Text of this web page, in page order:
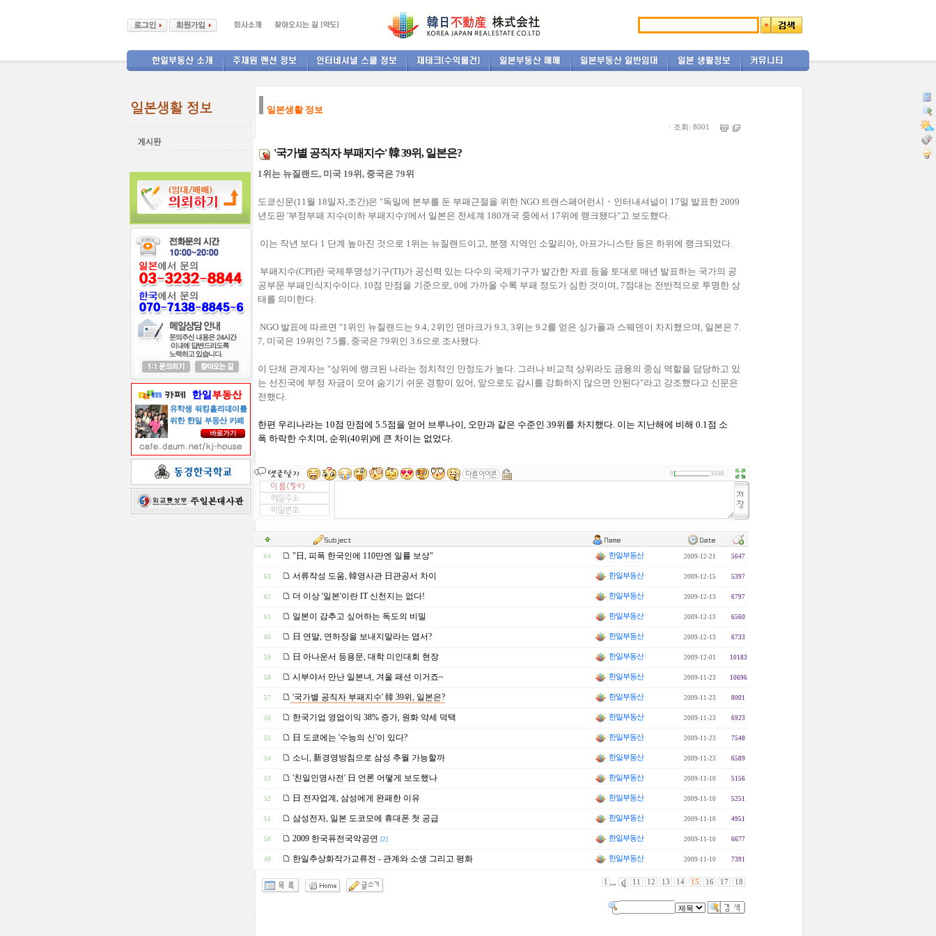
일본생활 정보
ㆍ조회: 8001
'국가별 공직자 부패지수' 韓 39위, 일본은?
1위는 뉴질랜드, 미국 19위, 중국은 79위
도쿄신문(11월 18일자,조간)은 "독일에 본부를 둔 부패근절을 위한 NGO 트랜스페어런시・인터내셔널이 17일 발표한 2009
년도판 '부정부패 지수(이하 부패지수)'에서 일본은 전세계 180개국 중에서 17위에 랭크됐다"고 보도했다.
이는 작년 보다 1 단계 높아진 것으로 1위는 뉴질랜드이고, 분쟁 지역인 소말리아, 아프가니스탄 등은 하위에 랭크되었다.
부패지수(CPI)란 국제투명성기구(TI)가 공신력 있는 다수의 국제기구가 발간한 자료 등을 토대로 매년 발표하는 국가의 공
공부문 부패인식지수이다. 10점 만점을 기준으로, 0에 가까울 수록 부패 정도가 심한 것이며, 7점대는 전반적으로 투명한 상
태를 의미한다.
NGO 발표에 따르면 "1위인 뉴질랜드는 9.4, 2위인 덴마크가 9.3, 3위는 9.2를 얻은 싱가폴과 스웨덴이 차지했으며, 일본은 7.
7, 미국은 19위인 7.5를, 중국은 79위인 3.6으로 조사됐다.
이 단체 관계자는 "상위에 랭크된 나라는 정치적인 안정도가 높다. 그러나 비교적 상위라도 금융의 중심 역할을 담당하고 있
는 선진국에 부정 자금이 모여 숨기기 쉬운 경향이 있어, 앞으로도 감시를 강화하지 않으면 안된다"라고 강조했다고 신문은
전했다.
한편 우리나라는 10점 만점에 5.5점을 얻어 브루나이, 오만과 같은 수준인 39위를 차지했다. 이는 지난해에 비해 0.1점 소
폭 하락한 수치며, 순위(40위)에 큰 차이는 없었다.
0 3500
64 "日, 피폭 한국인에 110만엔 일률 보상" 한일부동산 2009-12-21 5647
63 서류작성 도움, 韓영사관 日관공서 차이 한일부동산 2009-12-15 5397
62 더 이상 '일본'이란 IT 신천지는 없다! 한일부동산 2009-12-13 6797
61 일본이 감추고 싶어하는 독도의 비밀 한일부동산 2009-12-13 6560
60 日 연말, 연하장을 보내지말라는 엽서? 한일부동산 2009-12-13 6733
59 日 아나운서 등용문, 대학 미인대회 현장 한일부동산 2009-12-01 10183
58 시부야서 만난 일본녀, 겨울 패션 이거죠~ 한일부동산 2009-11-23 10696
57 '국가별 공직자 부패지수' 韓 39위, 일본은? 한일부동산 2009-11-23 8001
56 한국기업 영업이익 38% 증가, 원화 약세 덕택 한일부동산 2009-11-23 6923
55 日 도쿄에는 '수능의 신'이 있다? 한일부동산 2009-11-23 7548
54 소니, 新경영방침으로 삼성 추월 가능할까 한일부동산 2009-11-23 6589
53 '친일인명사전' 日 언론 어떻게 보도했나 한일부동산 2009-11-10 5156
52 日 전자업계, 삼성에게 완패한 이유 한일부동산 2009-11-10 5251
51 삼성전자, 일본 도코모에 휴대폰 첫 공급 한일부동산 2009-11-10 4951
50 2009 한국퓨전국악공연 [2] 한일부동산 2009-11-10 6677
49 한일추상화작가교류전 - 관계와 소생 그리고 평화 한일부동산 2009-11-10 7391
1 ,,, 11 12 13 14 15 16 17 18